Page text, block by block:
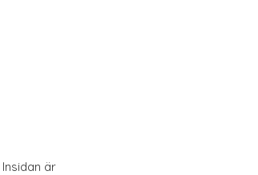
är